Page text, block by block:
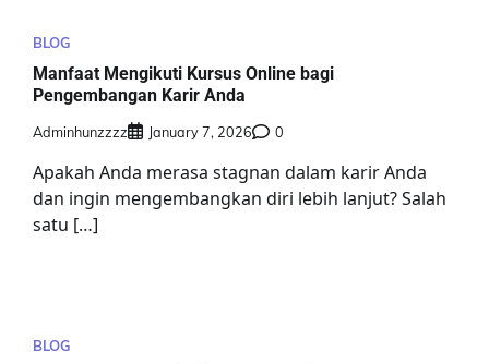
BLOG
Manfaat Mengikuti Kursus Online bagi
Pengembangan Karir Anda
Adminhunzzzz January 7, 2026 0
Apakah Anda merasa stagnan dalam karir Anda
dan ingin mengembangkan diri lebih lanjut? Salah
satu […]
BLOG